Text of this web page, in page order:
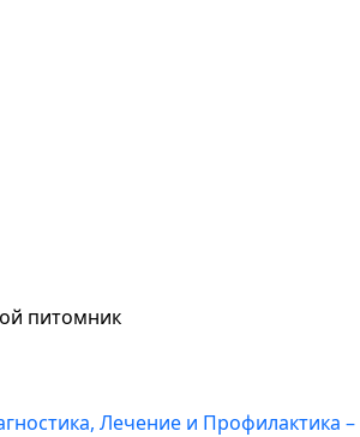
питомник
Лечение и Профилактика –